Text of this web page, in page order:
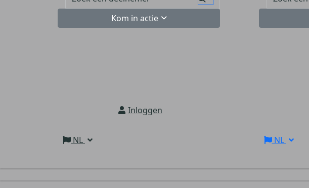
Kom in actie
Inloggen
NL NL